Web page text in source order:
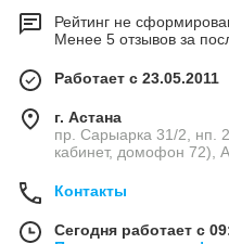
Рейтинг не
Менее 5 отзывов за
Работает с 23.05.2011
г. Астана
пр. Сарыарка 31/2, нп.
кабинет, домофон 72),
Контакты
Сегодня работает с